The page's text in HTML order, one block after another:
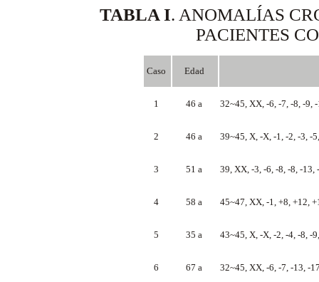
TABLA I. ANOMALÍAS
PACIENTES
Caso Edad
1 46 a 32~45, XX, -6, -7, -8, -9,
2 46 a 39~45, X, -X, -1, -2, -3, -
3 51 a 39, XX, -3, -6, -8, -8, -
4 58 a 45~47, XX, -1, +8, +12,
5 35 a 43~45, X, -X, -2, -4, -8, -
6 67 a 32~45, XX, -6, -7, -13, -